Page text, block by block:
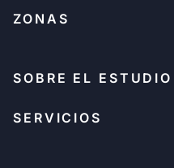
ZONAS
SOBRE EL ESTUDIO
SERVICIOS